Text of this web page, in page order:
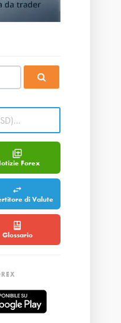
Forex
di Valute
Glossario